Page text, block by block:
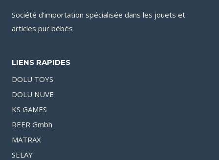
Société d’importation spécialisée dans les jouets et
articles pur bébés
LIENS RAPIDES
DOLU TOYS
DOLU NUVE
KS GAMES
REER Gmbh
MATRAX
SELAY